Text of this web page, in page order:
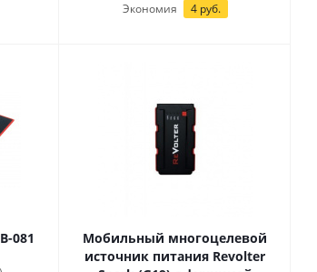
Экономия 4руб.
081
Мобильный многоцелевой
источник питания Revolter